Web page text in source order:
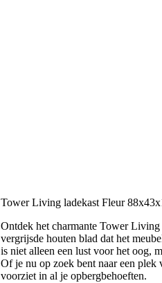
Tower Living ladekast Fleur
Ontdek het charmante Tower
vergrijsde houten blad dat het
is niet alleen een lust voor het oog,
Of je nu op zoek bent naar een plek
voorziet in al je opbergbehoeften.